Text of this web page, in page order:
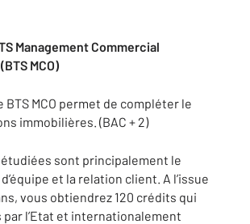
Management Commercial
MCO)
BTS MCO permet de compléter le
immobilières. (BAC + 2)
sont principalement le
et la relation client. A l’issue
vous obtiendrez 120 crédits qui
l’Etat et internationalement